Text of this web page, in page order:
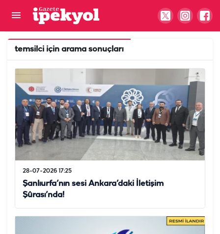
temsilci için arama sonuçları
28-07-2026 17:25
Şanlıurfa’nın sesi Ankara’daki İletişim
Şûrası’nda!